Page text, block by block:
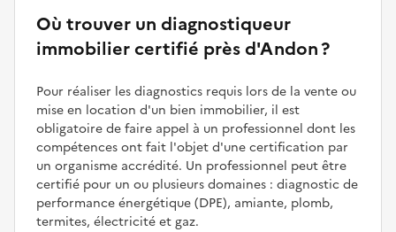
Où trouver un diagnostiqueur
immobilier certifié près d'Andon ?
Pour réaliser les diagnostics requis lors de la vente ou
mise en location d'un bien immobilier, il est
obligatoire de faire appel à un professionnel dont les
compétences ont fait l'objet d'une certification par
un organisme accrédité. Un professionnel peut être
certifié pour un ou plusieurs domaines : diagnostic de
performance énergétique (DPE), amiante, plomb,
termites, électricité et gaz.